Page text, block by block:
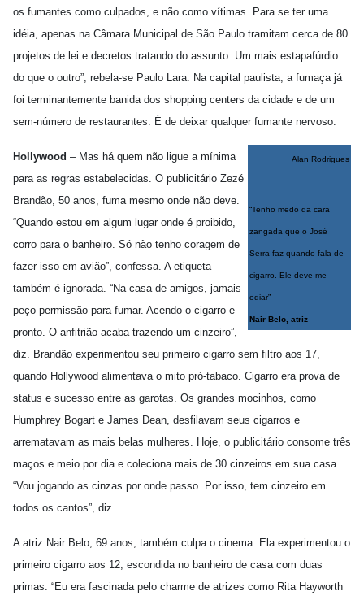
os fumantes como culpados, e não como vítimas. Para se ter uma
idéia, apenas na Câmara Municipal de São Paulo tramitam cerca de 80
projetos de lei e decretos tratando do assunto. Um mais estapafúrdio
do que o outro”, rebela-se Paulo Lara. Na capital paulista, a fumaça já
foi terminantemente banida dos shopping centers da cidade e de um
sem-número de restaurantes. É de deixar qualquer fumante nervoso.
Alan Rodrigues
“Tenho medo da cara
zangada que o José
Serra faz quando fala de
cigarro. Ele deve me
odiar”
Nair Belo, atriz
Hollywood – Mas há quem não ligue a mínima
para as regras estabelecidas. O publicitário Zezé
Brandão, 50 anos, fuma mesmo onde não deve.
“Quando estou em algum lugar onde é proibido,
corro para o banheiro. Só não tenho coragem de
fazer isso em avião”, confessa. A etiqueta
também é ignorada. “Na casa de amigos, jamais
peço permissão para fumar. Acendo o cigarro e
pronto. O anfitrião acaba trazendo um cinzeiro”,
diz. Brandão experimentou seu primeiro cigarro sem filtro aos 17,
quando Hollywood alimentava o mito pró-tabaco. Cigarro era prova de
status e sucesso entre as garotas. Os grandes mocinhos, como
Humphrey Bogart e James Dean, desfilavam seus cigarros e
arrematavam as mais belas mulheres. Hoje, o publicitário consome três
maços e meio por dia e coleciona mais de 30 cinzeiros em sua casa.
“Vou jogando as cinzas por onde passo. Por isso, tem cinzeiro em
todos os cantos”, diz.
A atriz Nair Belo, 69 anos, também culpa o cinema. Ela experimentou o
primeiro cigarro aos 12, escondida no banheiro de casa com duas
primas. “Eu era fascinada pelo charme de atrizes como Rita Hayworth